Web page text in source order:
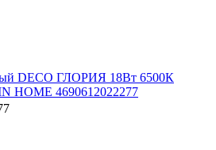
DECO ГЛОРИЯ 18Вт 6500К
HOME 4690612022277